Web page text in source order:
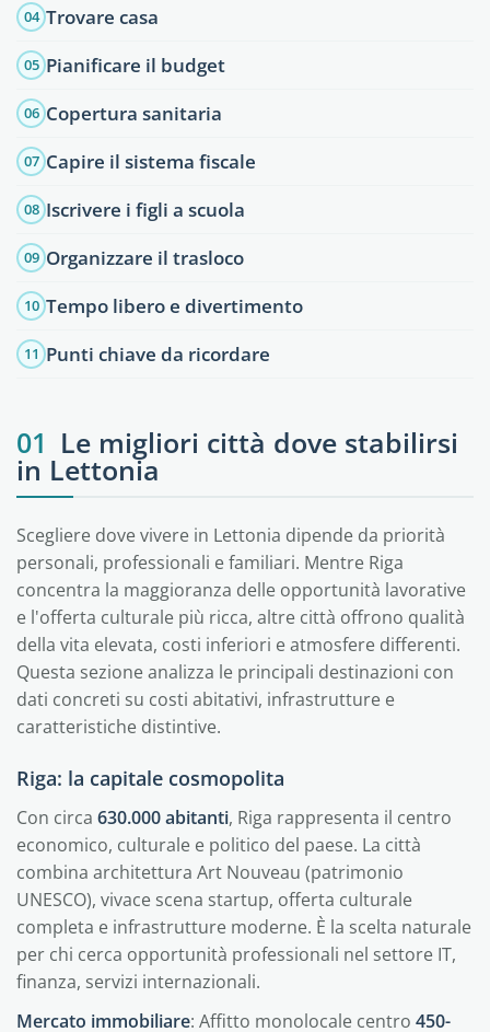
04 Trovare casa
05 Pianificare il budget
06 Copertura sanitaria
07 Capire il sistema fiscale
08 Iscrivere i figli a scuola
09 Organizzare il trasloco
10 Tempo libero e divertimento
11 Punti chiave da ricordare
01 Le migliori città dove stabilirsi
in Lettonia
Scegliere dove vivere in Lettonia dipende da priorità
personali, professionali e familiari. Mentre Riga
concentra la maggioranza delle opportunità lavorative
e l'offerta culturale più ricca, altre città offrono qualità
della vita elevata, costi inferiori e atmosfere differenti.
Questa sezione analizza le principali destinazioni con
dati concreti su costi abitativi, infrastrutture e
caratteristiche distintive.
Riga: la capitale cosmopolita
Con circa 630.000 abitanti, Riga rappresenta il centro
economico, culturale e politico del paese. La città
combina architettura Art Nouveau (patrimonio
UNESCO), vivace scena startup, offerta culturale
completa e infrastrutture moderne. È la scelta naturale
per chi cerca opportunità professionali nel settore IT,
finanza, servizi internazionali.
Mercato immobiliare: Affitto monolocale centro 450-